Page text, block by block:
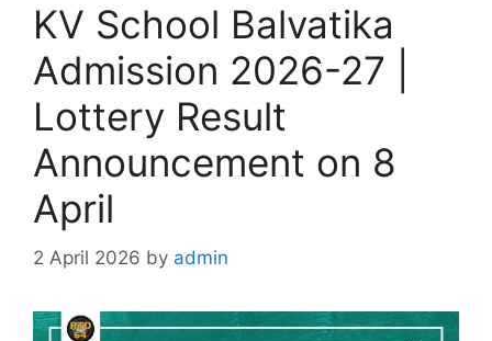
KV School Balvatika
Admission 2026-27 |
Lottery Result
Announcement on 8
April
2 April 2026 by admin